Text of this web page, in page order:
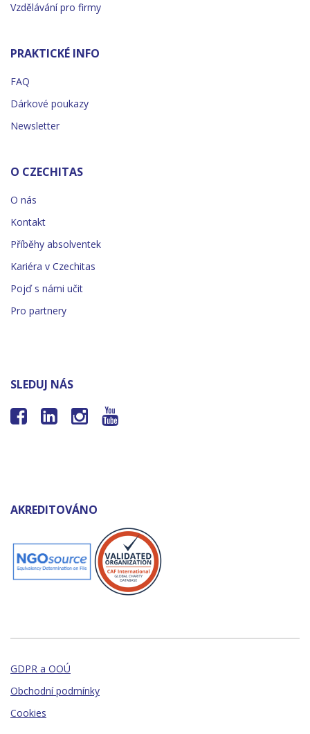
Vzdělávání pro firmy
PRAKTICKÉ INFO
FAQ
Dárkové poukazy
Newsletter
O CZECHITAS
O nás
Kontakt
Příběhy absolventek
Kariéra v Czechitas
Pojď s námi učit
Pro partnery
SLEDUJ NÁS
   
AKREDITOVÁNO
GDPR a OOÚ
Obchodní podmínky
Cookies